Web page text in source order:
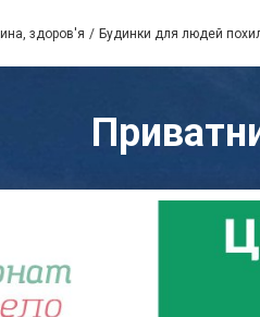
здоров'я Будинки для людей